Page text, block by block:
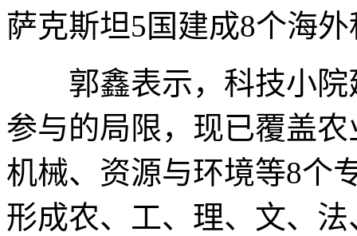
萨克斯坦5国建成8个海
郭鑫表示，科技小院
参与的局限，现已覆盖
机械、资源与环境等8个
形成农、工、理、文、